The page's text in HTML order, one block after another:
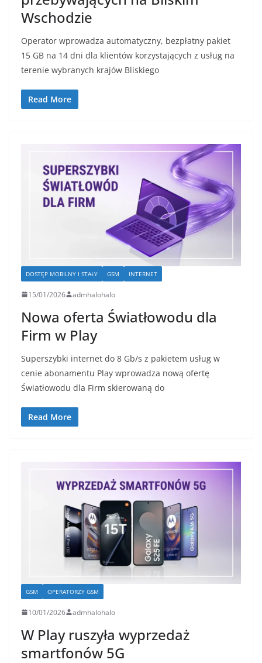
Wschodzie
Operator wprowadza automatyczny, bezpłatny pakiet
15 GB na 14 dni dla klientów korzystających z usług na
terenie wybranych krajów Bliskiego
Read More
DOSTĘP MOBILNY I STAŁY GSM INTERNET
15/01/2026 admhalohalo
Nowa oferta Światłowodu dla
Firm w Play
Superszybki internet do 8 Gb/s z pakietem usług w
cenie abonamentu Play wprowadza nową ofertę
Światłowodu dla Firm skierowaną do
Read More
GSM OPERATORZY GSM
10/01/2026 admhalohalo
W Play ruszyła wyprzedaż
smartfonów 5G